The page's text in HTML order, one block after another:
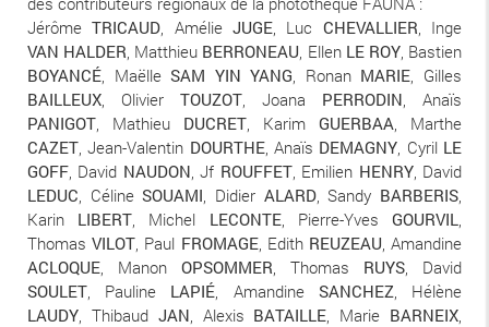
JérômeTRICAUD, AmélieJUGE, Luc CHEVALLIER, Inge
VAN HALDER, Matthieu BERRONEAU, Ellen LE ROY, Bastien
BOYANCÉ, MaëlleSAM YIN YANG, Ronan MARIE, Gilles
BAILLEUX, Olivier TOUZOT, Joana PERRODIN, Anaïs
PANIGOT, Mathieu DUCRET, Karim GUERBAA, Marthe
CAZET, Jean-Valentin DOURTHE, Anaïs DEMAGNY, Cyril LE
GOFF, David NAUDON, Jf ROUFFET, Emilien HENRY, David
LEDUC, CélineSOUAMI, Didier ALARD, Sandy BARBERIS,
Karin LIBERT, Michel LECONTE, Pierre-YvesGOURVIL,
ThomasVILOT, Paul FROMAGE, Edith REUZEAU, Amandine
ACLOQUE, Manon OPSOMMER, Thomas RUYS, David
SOULET, Pauline LAPIÉ, Amandine SANCHEZ, Hélène
LAUDY, Thibaud JAN, Alexis BATAILLE, Marie BARNEIX,